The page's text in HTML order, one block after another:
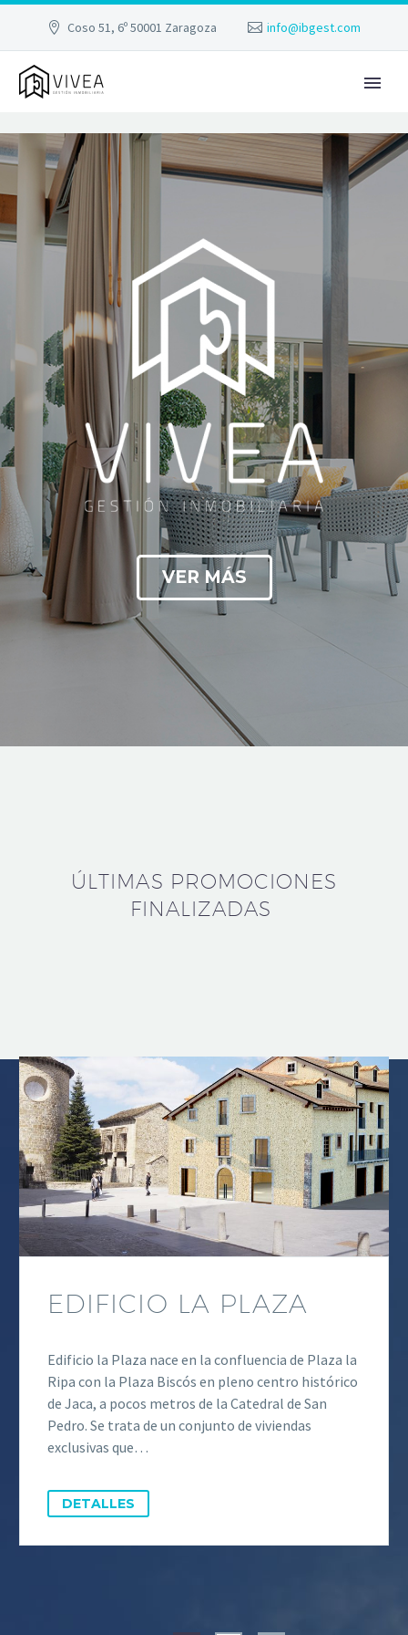
Coso 51, 6º 50001 Zaragoza info@ibgest.com
VER MÁS
ÚLTIMAS PROMOCIONES
FINALIZADAS
EDIFICIO LA PLAZA
Edificio la Plaza nace en la confluencia de Plaza la
Ripa con la Plaza Biscós en pleno centro histórico
de Jaca, a pocos metros de la Catedral de San
Pedro. Se trata de un conjunto de viviendas
exclusivas que…
DETALLES